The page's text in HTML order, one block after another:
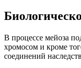
В процессе мейоза
хромосом и кроме
соединений